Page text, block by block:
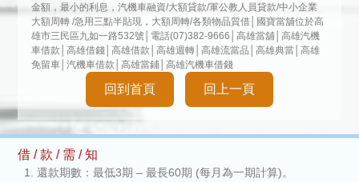
金額，最小的利息，汽機車融資/大額貸款/軍公教人員貸款/中小企業
大額周轉 /急用三點半貼現，大額周轉/各類物品質借│國寶當舖位於高
雄市三民區九如一路532號│電話(07)382-9666│高雄當舖│高雄汽機
車借款│高雄借錢│高雄借款│高雄週轉│高雄流當品│高雄典當│高雄
免留車│汽機車借款│高雄當鋪│高雄汽機車借錢
回到首頁 回上一頁
借 / 款 / 需 / 知
還款期數：最低3期 – 最長60期 (每月為一期計算)。